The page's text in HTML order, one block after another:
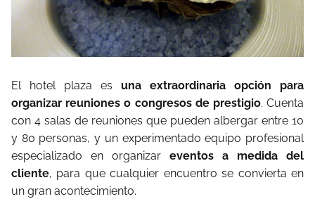
El hotel plaza es una extraordinaria opción para
organizar reuniones o congresos de prestigio. Cuenta
con 4 salas de reuniones que pueden albergar entre 10
y 80 personas, y un experimentado equipo profesional
especializado en organizar eventos a medida del
cliente, para que cualquier encuentro se convierta en
un gran acontecimiento.